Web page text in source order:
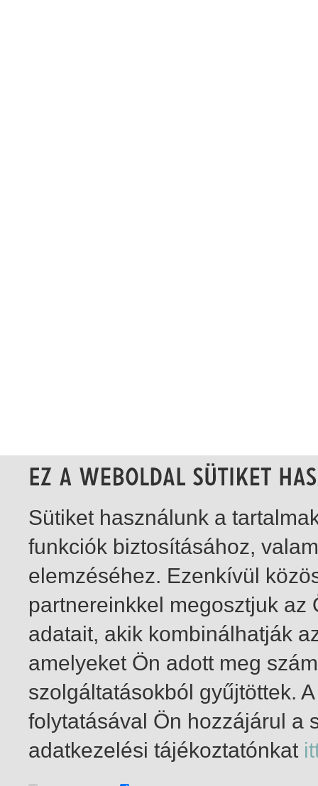
1-2 / insgesamt 2 Treffer
Sütiket használunk a
funkciók biztosításához,
elemzéséhez. Ezenkívül
partnereinkkel megosztjuk
adatait, akik kombinálhatják
amelyeket Ön adott meg
szolgáltatásokból gyűjtöttek.
folytatásával Ön hozzájárul a
adatkezelési tájékoztatónkat